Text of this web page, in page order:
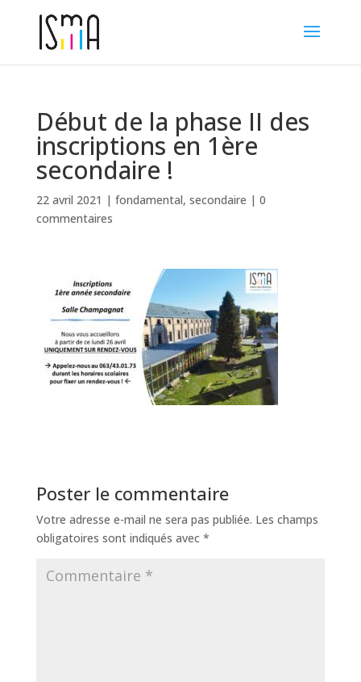
Début de la phase II des
inscriptions en 1ère
secondaire !
22 avril 2021 | fondamental, secondaire | 0
commentaires
Poster le commentaire
Votre adresse e-mail ne sera pas publiée. Les champs
obligatoires sont indiqués avec *